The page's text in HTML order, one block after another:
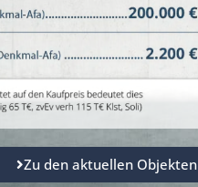
Zu den aktuellen Objekten